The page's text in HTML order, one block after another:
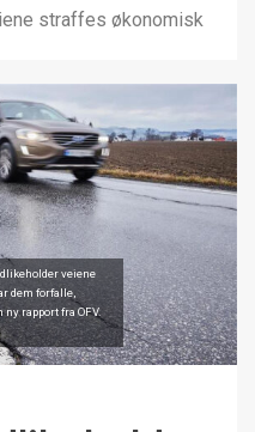
straffes økonomisk
veiene
dem forfalle,
rapport fra OFV.